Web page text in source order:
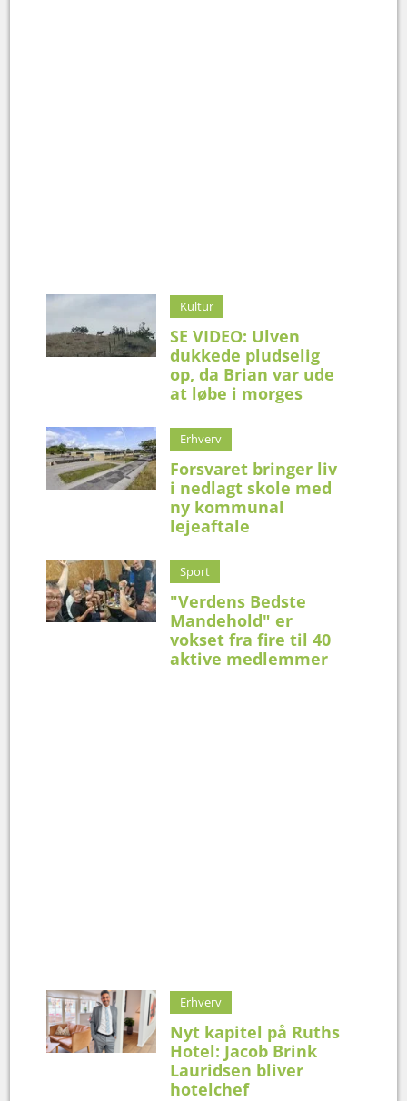
Kultur
SE VIDEO: Ulven
dukkede pludselig
op, da Brian var ude
at løbe i morges
Erhverv
Forsvaret bringer liv
i nedlagt skole med
ny kommunal
lejeaftale
Sport
"Verdens Bedste
Mandehold" er
vokset fra fire til 40
aktive medlemmer
Erhverv
Nyt kapitel på Ruths
Hotel: Jacob Brink
Lauridsen bliver
hotelchef